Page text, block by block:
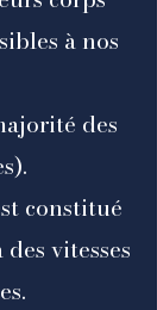
à nos
des
constitué
vitesses